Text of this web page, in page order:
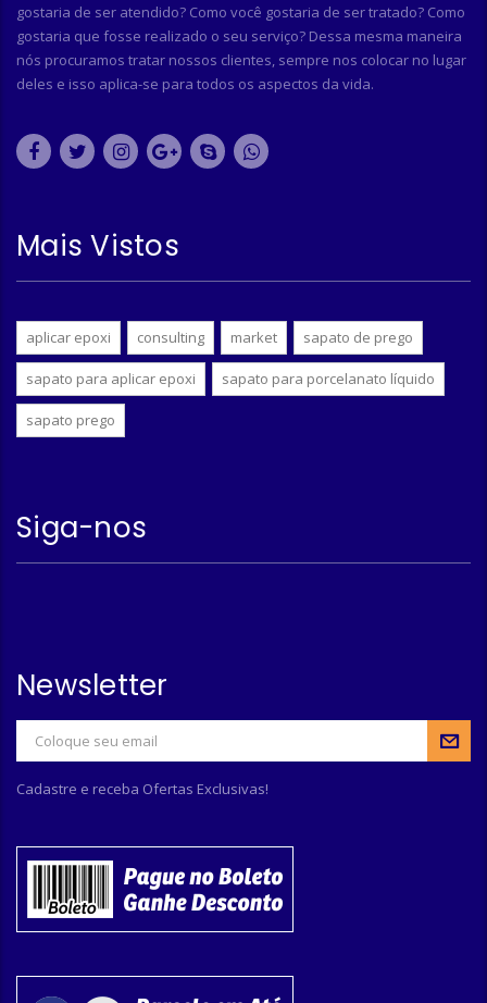
gostaria de ser atendido? Como você gostaria de ser tratado? Como
gostaria que fosse realizado o seu serviço? Dessa mesma maneira
nós procuramos tratar nossos clientes, sempre nos colocar no lugar
deles e isso aplica-se para todos os aspectos da vida.
Mais Vistos
aplicar epoxi consulting market sapato de prego
sapato para aplicar epoxi sapato para porcelanato líquido
sapato prego
Siga-nos
Newsletter
Cadastre e receba Ofertas Exclusivas!